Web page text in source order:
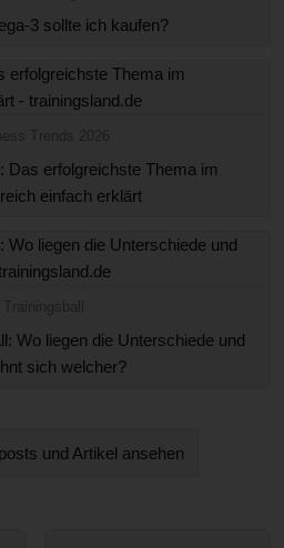
3 sollte ich kaufen?
Das erfolgreichste Thema im
einfach erklärt
Wo liegen die Unterschiede und
sich welcher?
und Artikel ansehen